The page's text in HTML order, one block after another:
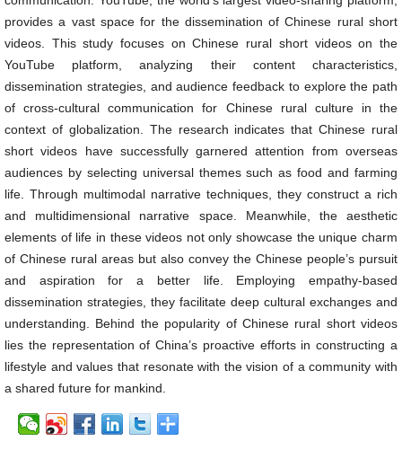
provides a vast space for the dissemination of Chinese rural short
videos. This study focuses on Chinese rural short videos on the
YouTube platform, analyzing their content characteristics,
dissemination strategies, and audience feedback to explore the path
of cross-cultural communication for Chinese rural culture in the
context of globalization. The research indicates that Chinese rural
short videos have successfully garnered attention from overseas
audiences by selecting universal themes such as food and farming
life. Through multimodal narrative techniques, they construct a rich
and multidimensional narrative space. Meanwhile, the aesthetic
elements of life in these videos not only showcase the unique charm
of Chinese rural areas but also convey the Chinese people’s pursuit
and aspiration for a better life. Employing empathy-based
dissemination strategies, they facilitate deep cultural exchanges and
understanding. Behind the popularity of Chinese rural short videos
lies the representation of China’s proactive efforts in constructing a
lifestyle and values that resonate with the vision of a community with
a shared future for mankind.